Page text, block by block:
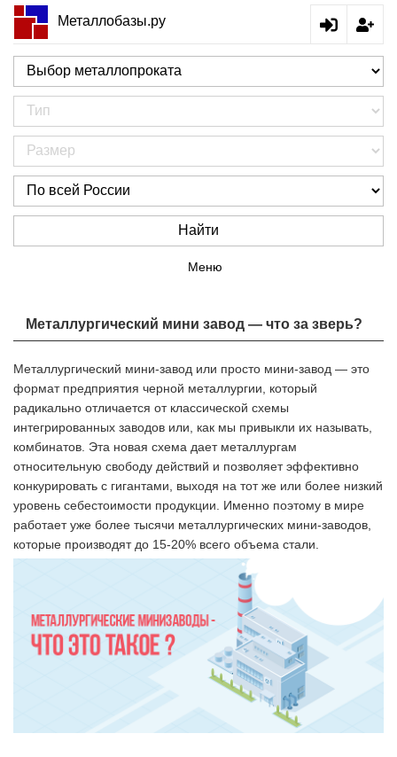
Металлобазы.ру
Найти
Меню
Металлургический мини завод — что за зверь?
Металлургический мини-завод или просто мини-завод — это
формат предприятия черной металлургии, который
радикально отличается от классической схемы
интегрированных заводов или, как мы привыкли их называть,
комбинатов. Эта новая схема дает металлургам
относительную свободу действий и позволяет эффективно
конкурировать с гигантами, выходя на тот же или более низкий
уровень себестоимости продукции. Именно поэтому в мире
работает уже более тысячи металлургических мини-заводов,
которые производят до 15-20% всего объема стали.